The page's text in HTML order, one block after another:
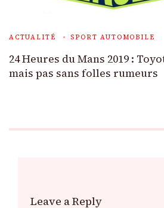
ACTUALITÉ SPORT AUTOMOBILE
24 Heures du Mans 2019 :
mais pas sans folles rumeurs
Leave a Reply